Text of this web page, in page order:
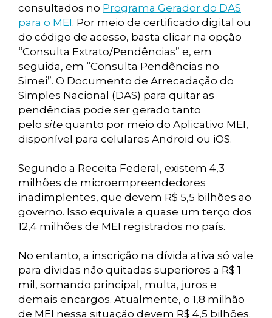
consultados no Programa Gerador do DAS
para o MEI. Por meio de certificado digital ou
do código de acesso, basta clicar na opção
“Consulta Extrato/Pendências” e, em
seguida, em “Consulta Pendências no
Simei”. O Documento de Arrecadação do
Simples Nacional (DAS) para quitar as
pendências pode ser gerado tanto
pelo site quanto por meio do Aplicativo MEI,
disponível para celulares Android ou iOS.
Segundo a Receita Federal, existem 4,3
milhões de microempreendedores
inadimplentes, que devem R$ 5,5 bilhões ao
governo. Isso equivale a quase um terço dos
12,4 milhões de MEI registrados no país.
No entanto, a inscrição na dívida ativa só vale
para dívidas não quitadas superiores a R$ 1
mil, somando principal, multa, juros e
demais encargos. Atualmente, o 1,8 milhão
de MEI nessa situação devem R$ 4,5 bilhões.